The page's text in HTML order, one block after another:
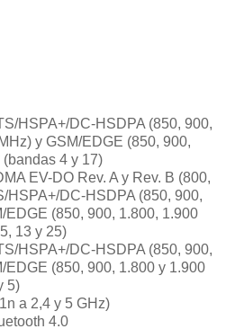
HSPA+/DC-HSDPA (850, 900,
y GSM/EDGE (850, 900,
4 y 17)
EV-DO Rev. A y Rev. B (800,
HSPA+/DC-HSDPA (850, 900,
EDGE (850, 900, 1.800, 1.900
13 y 25)
HSPA+/DC-HSDPA (850, 900,
EDGE (850, 900, 1.800 y 1.900
5)
a 2,4 y 5 GHz)
4.0